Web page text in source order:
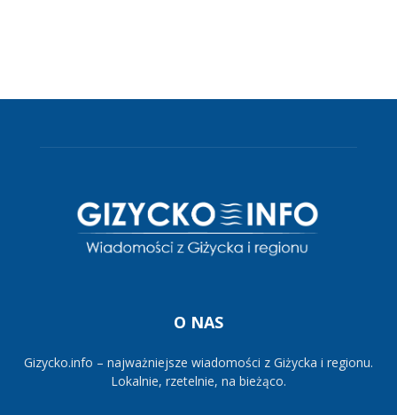
O NAS
Gizycko.info – najważniejsze wiadomości z Giżycka i regionu.
Lokalnie, rzetelnie, na bieżąco.